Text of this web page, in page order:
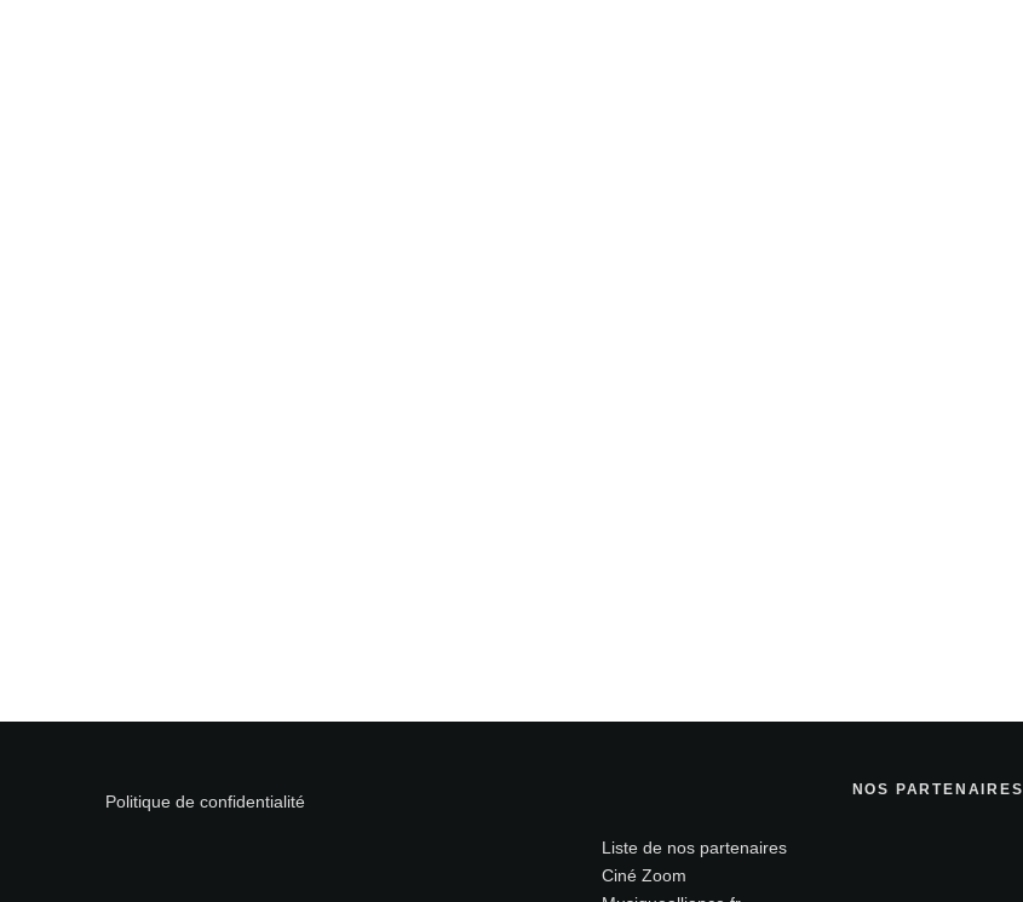
Politique de confidentialité
NOS PARTENAIRES
Liste de nos partenaires
Ciné Zoom